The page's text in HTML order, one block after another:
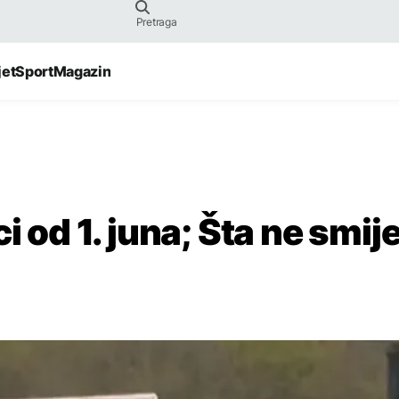
SportMagazin
od 1. juna; Šta ne